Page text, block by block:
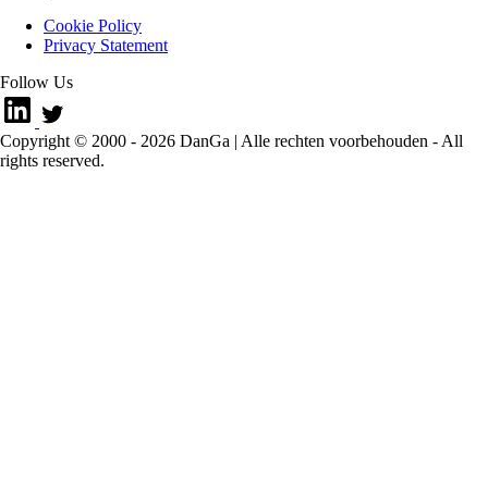
Cookie Policy
Privacy Statement
Follow Us
Copyright © 2000 - 2026 DanGa | Alle rechten voorbehouden - All
rights reserved.